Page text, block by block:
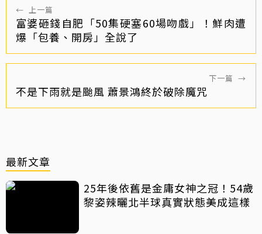
← 上一篇
富婆砸錢自肥「50集硬塞60場吻戲」！鮮肉遭
爆「包養、開房」全說了
下一篇 →
不是下雨就是颱風 蕭景鴻終於破除魔咒
最新文章
25年後依舊是金庸女神之冠！54歲
黎姿辣曬北半球真實狀態美成這樣